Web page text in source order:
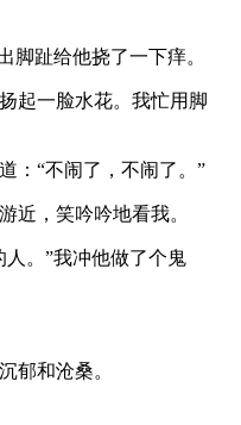
脚趾给他挠了一下痒。
起一脸水花。我忙用脚
：“不闹了，不闹了。”
近，笑吟吟地看我。
。”我冲他做了个鬼
郁和沧桑。